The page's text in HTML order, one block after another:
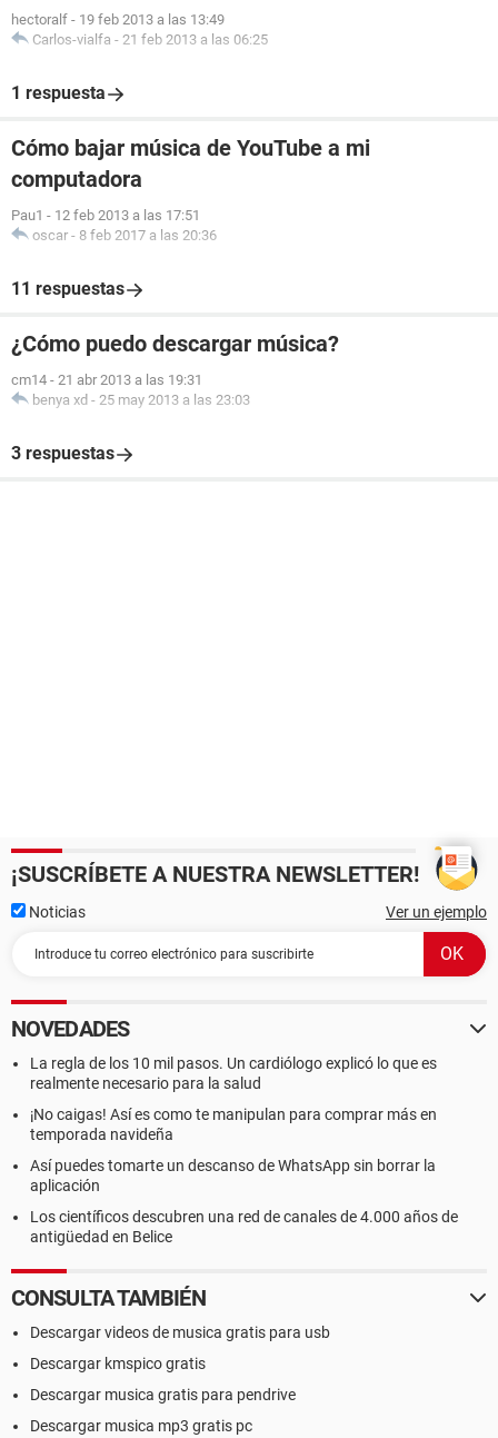
hectoralf - 19 feb 2013 a las 13:49
Carlos-vialfa - 21 feb 2013 a las 06:25
1 respuesta
Cómo bajar música de YouTube a mi
computadora
Pau1 - 12 feb 2013 a las 17:51
oscar - 8 feb 2017 a las 20:36
11 respuestas
¿Cómo puedo descargar música?
cm14 - 21 abr 2013 a las 19:31
benya xd - 25 may 2013 a las 23:03
3 respuestas
¡SUSCRÍBETE A NUESTRA NEWSLETTER!
Noticias Ver un ejemplo
NOVEDADES
La regla de los 10 mil pasos. Un cardiólogo explicó lo que es
realmente necesario para la salud
¡No caigas! Así es como te manipulan para comprar más en
temporada navideña
Así puedes tomarte un descanso de WhatsApp sin borrar la
aplicación
Los científicos descubren una red de canales de 4.000 años de
antigüedad en Belice
CONSULTA TAMBIÉN
Descargar videos de musica gratis para usb
Descargar kmspico gratis
Descargar musica gratis para pendrive
Descargar musica mp3 gratis pc